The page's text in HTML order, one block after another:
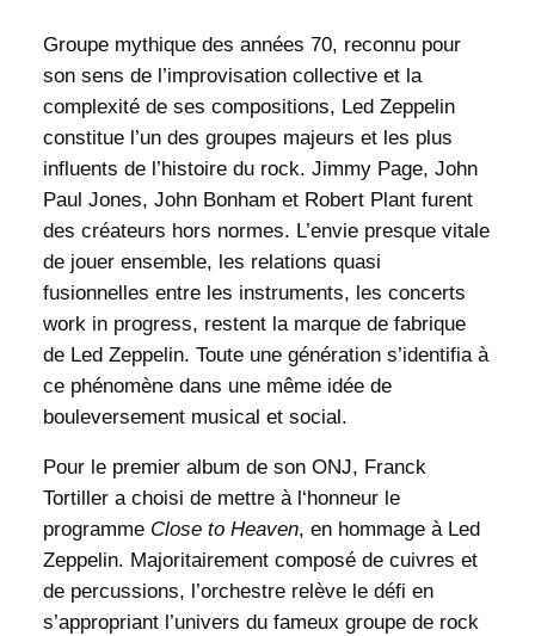
Groupe mythique des années 70, reconnu pour
son sens de l’improvisation collective et la
complexité de ses compositions, Led Zeppelin
constitue l’un des groupes majeurs et les plus
influents de l’histoire du rock. Jimmy Page, John
Paul Jones, John Bonham et Robert Plant furent
des créateurs hors normes. L’envie presque vitale
de jouer ensemble, les relations quasi
fusionnelles entre les instruments, les concerts
work in progress, restent la marque de fabrique
de Led Zeppelin. Toute une génération s’identifia à
ce phénomène dans une même idée de
bouleversement musical et social.
Pour le premier album de son ONJ, Franck
Tortiller a choisi de mettre à l‘honneur le
programme Close to Heaven, en hommage à Led
Zeppelin. Majoritairement composé de cuivres et
de percussions, l’orchestre relève le défi en
s’appropriant l’univers du fameux groupe de rock